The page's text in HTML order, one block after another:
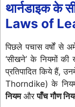
थार्नडाइक के
Laws of
पिछले पचास वर्षों से
‘सीखने’ के नियमों
प्रतिपादित किये हैं,
Thorndike) के
नियमऔरपाँच गौण